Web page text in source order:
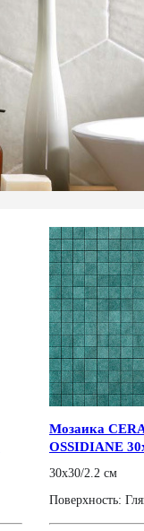
Мозаика
OSSIDIANE
30x30/2.2 см
Поверхность: